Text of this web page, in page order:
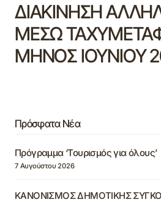
ΔΙΑΚΙΝΗΣΗ
ΜΕΣΩ
ΜΗΝΟΣ ΙΟΥΝΙΟΥ
Πρόσφατα Νέα
Πρόγραμμα ‘Τουρισμός για όλους’
7 Αυγούστου 2026
ΚΑΝΟΝΙΣΜΟΣ ΔΗΜΟΤΙΚΗΣ